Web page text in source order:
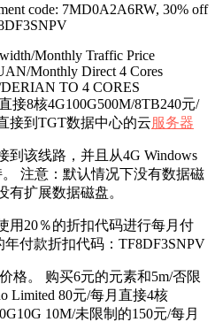
code: 7MD0A2A6RW, 30% off
Monthly Traffic Price
Monthly Direct 4 Cores
TO 4 CORES
接8核4G100G500M/8TB240元/
接到TGT数据中心的云服务器
到该线路，并且从4G Windows
。 注意：默认情况下没有数据磁
有扩展数据磁盘。
用20％的折扣代码进行每月付
付款折扣代码：TF8DF3SNPV
格。 购买6元的元素和5m/否限
Limited 80元/每月直接4核
10M/未限制的150元/每月